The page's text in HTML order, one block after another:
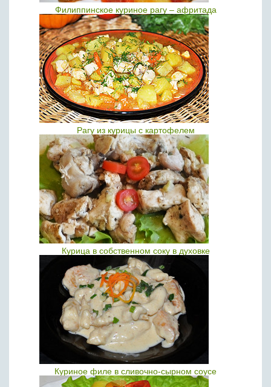
Филиппинское куриное рагу – афритада
Рагу из курицы с картофелем
Курица в собственном соку в духовке
Куриное филе в сливочно-сырном соусе